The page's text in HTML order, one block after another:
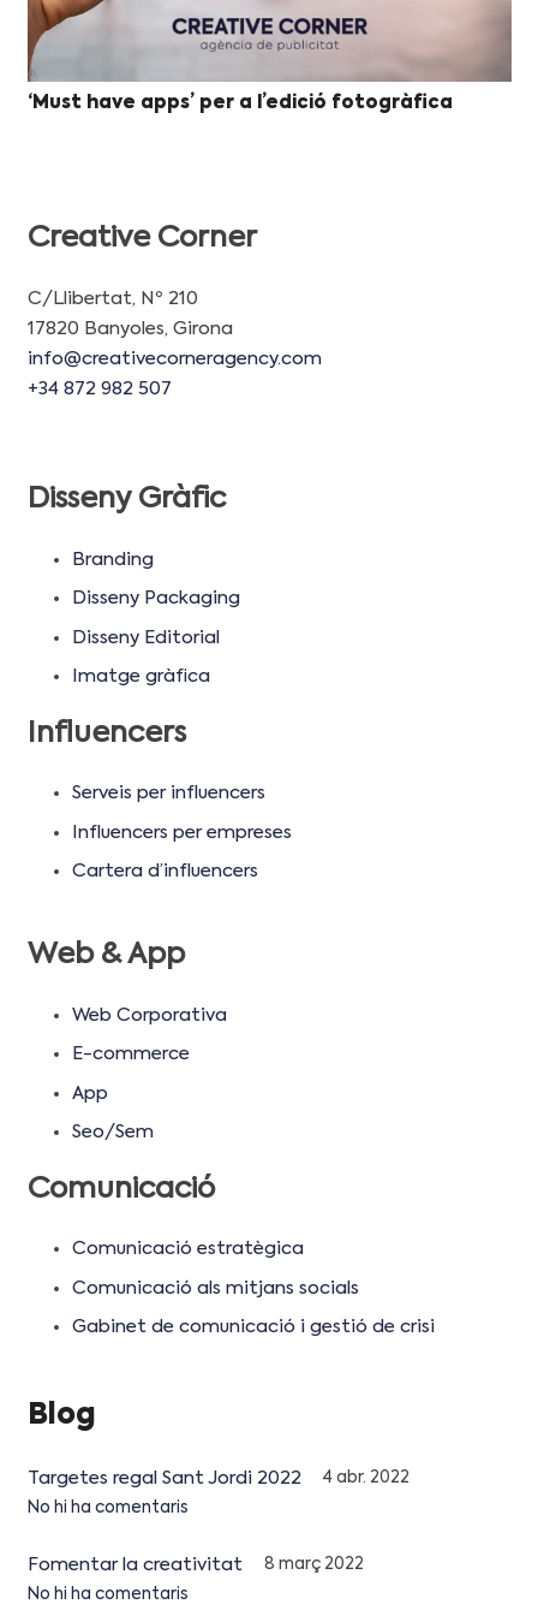
‘Must have apps’ per a l’edició fotogràfica
Creative Corner
C/Llibertat, Nº 210
17820 Banyoles, Girona
info@creativecorneragency.com
+34 872 982 507
Disseny Gràfic
Branding
Disseny Packaging
Disseny Editorial
Imatge gràfica
Influencers
Serveis per influencers
Influencers per empreses
Cartera d’influencers
Web & App
Web Corporativa
E-commerce
App
Seo/Sem
Comunicació
Comunicació estratègica
Comunicació als mitjans socials
Gabinet de comunicació i gestió de crisi
Blog
Targetes regal Sant Jordi 2022
4 abr. 2022
No hi ha comentaris
Fomentar la creativitat
8 març 2022
No hi ha comentaris